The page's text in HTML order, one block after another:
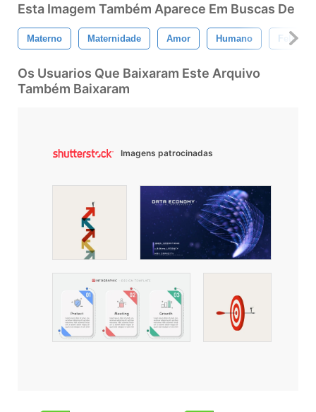
Esta Imagem Também Aparece Em Buscas De
Materno Maternidade Amor Humano Feliz
Os Usuarios Que Baixaram Este Arquivo
Também Baixaram
Imagens patrocinadas